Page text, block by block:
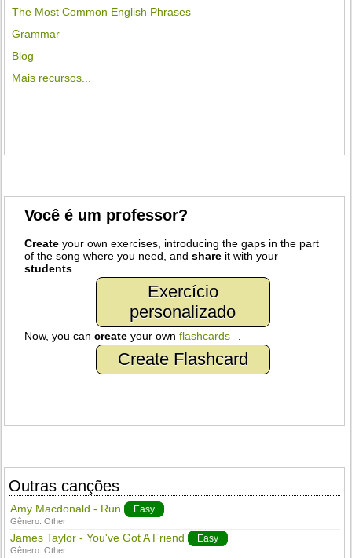
The Most Common English Phrases
Grammar
Blog
Mais recursos...
Você é um professor?
Create your own exercises, introducing the gaps in the part
of the song where you need, andshare it with your
students
Exercício
personalizado
Now, you cancreate your ownflashcards
Create Flashcard
Outras canções
Amy Macdonald - Run Easy
Gênero:Other
James Taylor - You've Got A Friend Easy
Gênero:Other